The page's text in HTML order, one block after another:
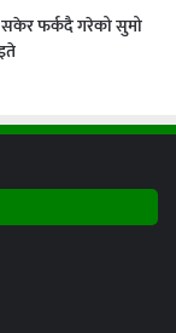
फर्कदै गरेको सुमो